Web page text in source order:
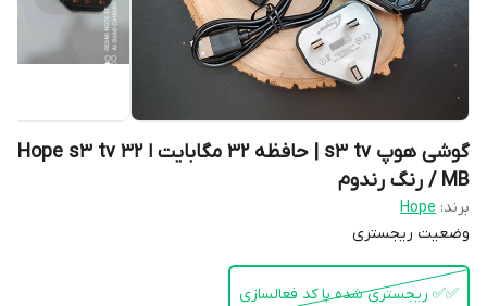
گوشی هوپ s3 tv | حافظه 32 مگابایت ا Hope s3 tv 32
MB / رنگ رندوم
برند: Hope
وضعیت ریجستری
✅️✅️ ریجستری شده با کد فعالسازی